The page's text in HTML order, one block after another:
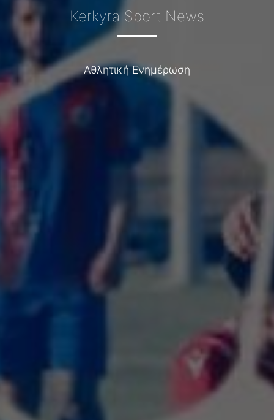
Kerkyra Sport News
Αθλητική Ενημέρωση